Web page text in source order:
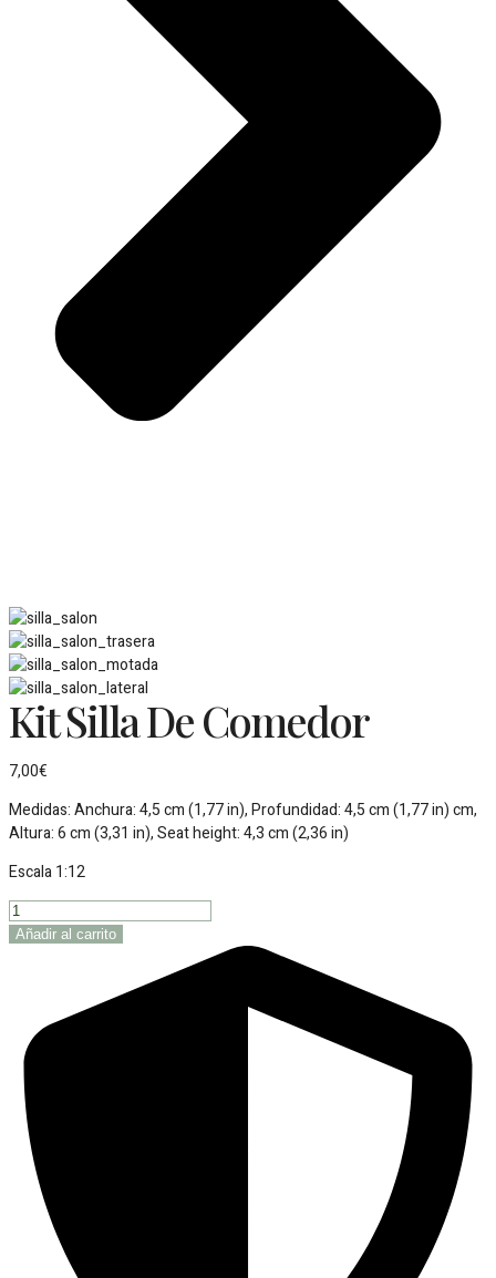
Kit Silla De Comedor
7,00€
Medidas: Anchura: 4,5 cm (1,77 in), Profundidad: 4,5 cm (1,77 in) cm,
Altura: 6 cm (3,31 in), Seat height: 4,3 cm (2,36 in)
Escala 1:12
Kit
silla
Añadir al carrito